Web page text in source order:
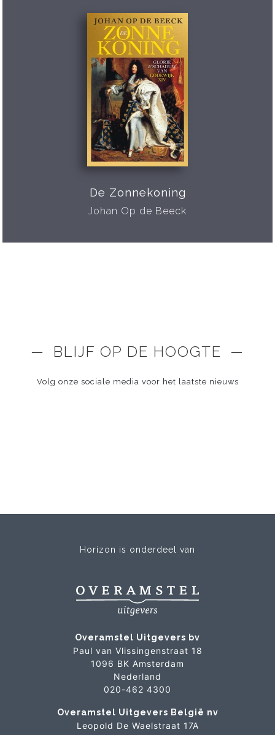
De Zonnekoning
Johan Op de Beeck
─ BLIJF OP DE HOOGTE ─
Volg onze sociale media voor het laatste nieuws
Horizon is onderdeel van
Overamstel Uitgevers bv
Paul van Vlissingenstraat 18
1096 BK Amsterdam
Nederland
020-462 4300
Overamstel Uitgevers België nv
Leopold De Waelstraat 17A